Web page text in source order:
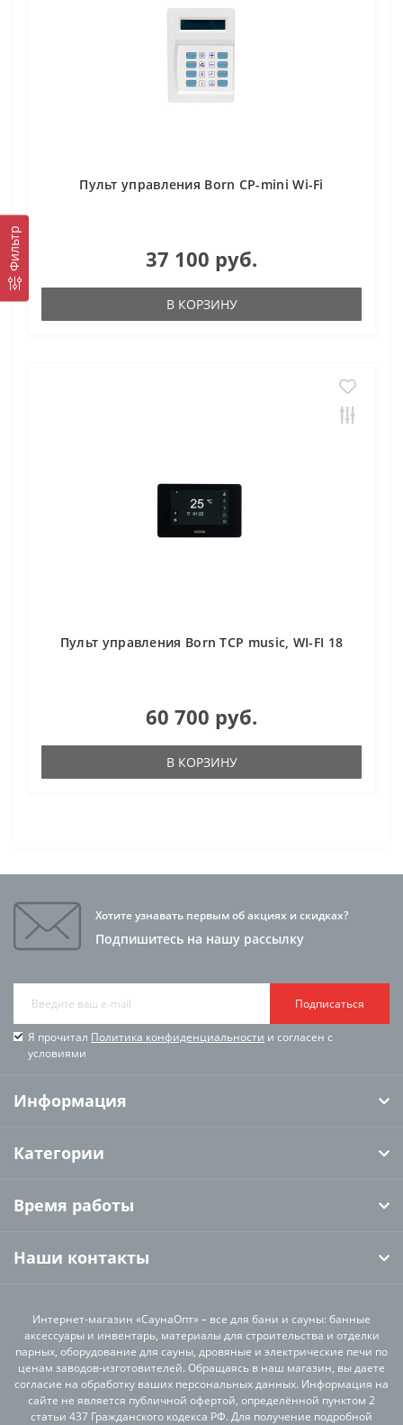
Фильтр
Пульт управления Born CP-mini Wi-Fi
37 100 руб.
В КОРЗИНУ
Пульт управления Born TCP music, WI-FI 18
60 700 руб.
В КОРЗИНУ
Хотите узнавать первым об акциях и скидках?
Подпишитесь на нашу рассылку
Подписаться
Я прочитал Политика конфиденциальности и согласен с
условиями
Информация
Категории
Время работы
Наши контакты
Интернет-магазин «СаунаОпт» – все для бани и сауны: банные
аксессуары и инвентарь, материалы для строительства и отделки
парных, оборудование для сауны, дровяные и электрические печи по
ценам заводов-изготовителей. Обращаясь в наш магазин, вы даете
согласие на обработку ваших персональных данных. Информация на
сайте не является публичной офертой, определённой пунктом 2
статьи 437 Гражданского кодекса РФ. Для получение подробной